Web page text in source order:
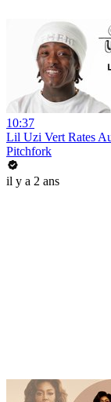
10:37
Lil Uzi Vert Rates
Pitchfork
il y a 2 ans